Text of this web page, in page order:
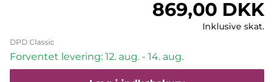
Normalpris
869,00 DKK
Inklusive skat.
DPD Classic
Forventet levering: 12. aug. - 14. aug.